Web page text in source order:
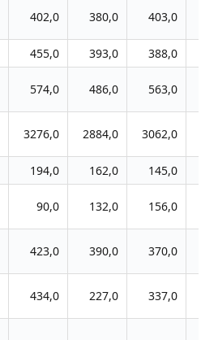
402,0 380,0 403,0
455,0 393,0 388,0
574,0 486,0 563,0
3276,0 2884,0 3062,0
194,0 162,0 145,0
90,0 132,0 156,0
423,0 390,0 370,0
434,0 227,0 337,0